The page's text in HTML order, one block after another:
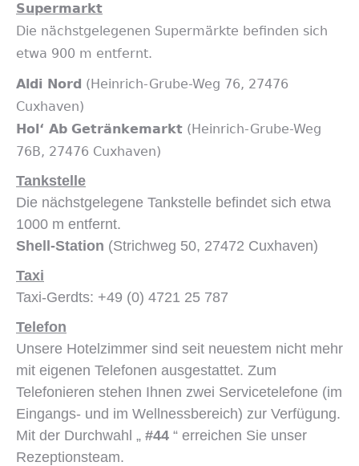
Supermarkt
Die nächstgelegenen Supermärkte befinden sich
etwa 900 m entfernt.
Aldi Nord (Heinrich-Grube-Weg 76, 27476
Cuxhaven)
Hol‘ Ab Getränkemarkt (Heinrich-Grube-Weg
76B, 27476 Cuxhaven)
Tankstelle
Die nächstgelegene Tankstelle befindet sich etwa
1000 m entfernt.
Shell-Station (Strichweg 50, 27472 Cuxhaven)
Taxi
Taxi-Gerdts: +49 (0) 4721 25 787
Telefon
Unsere Hotelzimmer sind seit neuestem nicht mehr
mit eigenen Telefonen ausgestattet. Zum
Telefonieren stehen Ihnen zwei Servicetelefone (im
Eingangs- und im Wellnessbereich) zur Verfügung.
Mit der Durchwahl „ #44 “ erreichen Sie unser
Rezeptionsteam.